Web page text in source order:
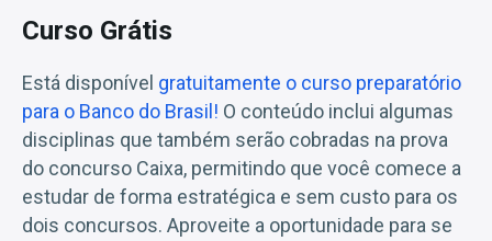
Curso Grátis
Está disponível gratuitamente o curso preparatório
para o Banco do Brasil! O conteúdo inclui algumas
disciplinas que também serão cobradas na prova
do concurso Caixa, permitindo que você comece a
estudar de forma estratégica e sem custo para os
dois concursos. Aproveite a oportunidade para se